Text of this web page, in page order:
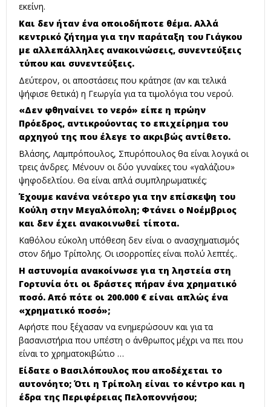
εκείνη.
Και δεν ήταν ένα οποιοδήποτε θέμα. Αλλά
κεντρικό ζήτημα για την παράταξη του Γιάγκου
με αλλεπάλληλες ανακοινώσεις, συνεντεύξεις
τύπου και συνεντεύξεις.
Δεύτερον, οι αποστάσεις που κράτησε (αν και τελικά
ψήφισε θετικά) η Γεωργία για τα τιμολόγια του νερού.
«Δεν φθηναίνει το νερό» είπε η πρώην
Πρόεδρος, αντικρούοντας το επιχείρημα του
αρχηγού της που έλεγε το ακριβώς αντίθετο.
Βλάσης, Λαμπρόπουλος, Σπυρόπουλος θα είναι λογικά οι
τρεις άνδρες. Μένουν οι δύο γυναίκες του «γαλάζιου»
ψηφοδελτίου. Θα είναι απλά συμπληρωματικές;
Έχουμε κανένα νεότερο για την επίσκεψη του
Κούλη στην Μεγαλόπολη; Φτάνει ο Νοέμβριος
και δεν έχει ανακοινωθεί τίποτα.
Καθόλου εύκολη υπόθεση δεν είναι ο ανασχηματισμός
στον δήμο Τρίπολης. Οι ισορροπίες είναι πολύ λεπτές..
Η αστυνομία ανακοίνωσε για τη ληστεία στη
Γορτυνία ότι οι δράστες πήραν ένα χρηματικό
ποσό. Από πότε οι 200.000 € είναι απλώς ένα
«χρηματικό ποσό»;
Αφήστε που ξέχασαν να ενημερώσουν και για τα
βασανιστήρια που υπέστη ο άνθρωπος μέχρι να πει που
είναι το χρηματοκιβώτιο …
Είδατε ο Βασιλόπουλος που αποδέχεται το
αυτονόητο; Ότι η Τρίπολη είναι το κέντρο και η
έδρα της Περιφέρειας Πελοποννήσου;